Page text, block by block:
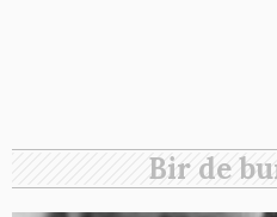
Bir de